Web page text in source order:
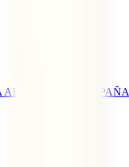
AHORA DESDE ESPAÑA